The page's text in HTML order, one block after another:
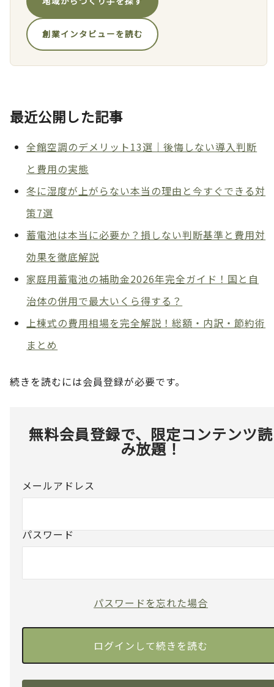
創業インタビューを読む
最近公開した記事
全館空調のデメリット13選｜後悔しない導入判断
と費用の実態
冬に湿度が上がらない本当の理由と今すぐできる対
策7選
蓄電池は本当に必要か？損しない判断基準と費用対
効果を徹底解説
家庭用蓄電池の補助金2026年完全ガイド！国と自
治体の併用で最大いくら得する？
上棟式の費用相場を完全解説！総額・内訳・節約術
まとめ
続きを読むには会員登録が必要です。
無料会員登録で、限定コンテンツ読
み放題！
メールアドレス
パスワード
パスワードを忘れた場合